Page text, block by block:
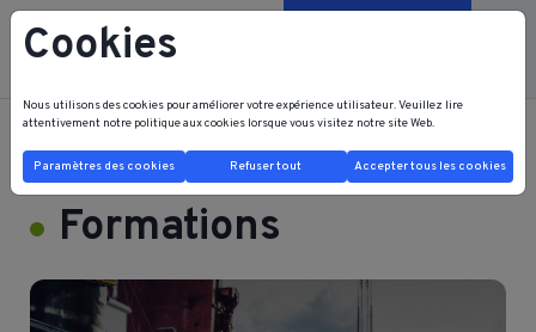
FRB FRI HOME Formations
Formations
Cookies
Nous utilisons des cookies pour améliorer votre expérience utilisateur. Veuillez lire
attentivement notre politique aux cookies lorsque vous visitez notre site Web.
Paramètres des cookies Refuser tout Accepter tous les cookies